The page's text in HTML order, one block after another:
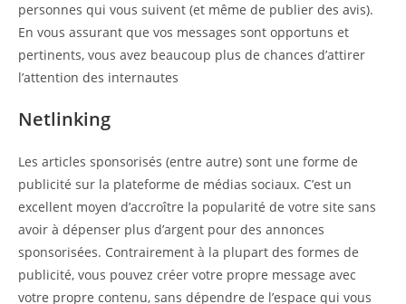
personnes qui vous suivent (et même de publier des avis).
En vous assurant que vos messages sont opportuns et
pertinents, vous avez beaucoup plus de chances d’attirer
l’attention des internautes
Netlinking
Les articles sponsorisés (entre autre) sont une forme de
publicité sur la plateforme de médias sociaux. C’est un
excellent moyen d’accroître la popularité de votre site sans
avoir à dépenser plus d’argent pour des annonces
sponsorisées. Contrairement à la plupart des formes de
publicité, vous pouvez créer votre propre message avec
votre propre contenu, sans dépendre de l’espace qui vous